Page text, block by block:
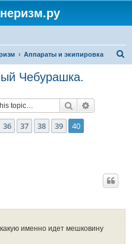
Аппараты и экипировка
Чебурашка.
Search
40
36 37 38 39 40
именно идет мешковину